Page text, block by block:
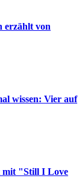
erzählt von
wissen: Vier auf
mit "Still I Love